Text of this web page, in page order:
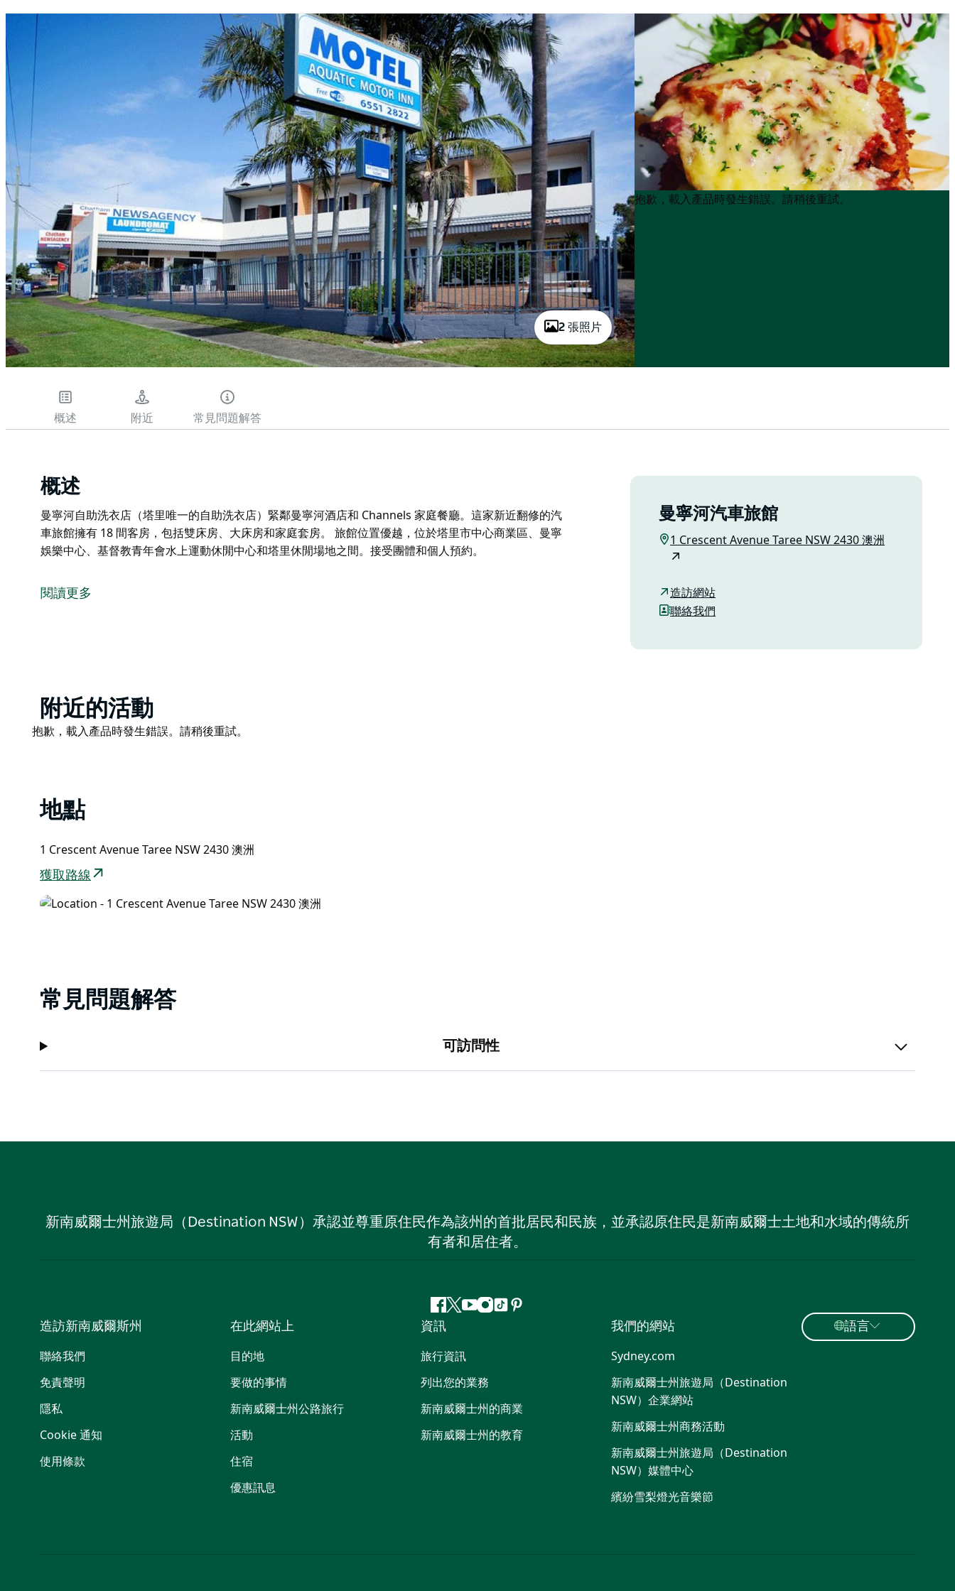
2 張照片
Product
List
Product
List
抱歉，載入產品時發生錯誤。請稍後重試。
概述 附近 常見問題解答
概述
曼寧河自助洗衣店（塔里唯一的自助洗衣店）緊鄰曼寧河酒店和 Channels 家庭餐廳。這家新近翻修的汽
車旅館擁有 18 間客房，包括雙床房、大床房和家庭套房。 旅館位置優越，位於塔里市中心商業區、曼寧
娛樂中心、基督教青年會水上運動休閒中心和塔里休閒場地之間。接受團體和個人預約。
車旅館擁有 18 間客房，包括雙床房、大床房和家庭套房。
閱讀更多
曼寧河汽車旅館
1 Crescent Avenue Taree NSW 2430 澳洲
造訪網站
聯絡我們
Product
List
附近的活動
Product
抱歉，載入產品時發生錯誤。請稍後重試。
地點
1 Crescent Avenue Taree NSW 2430 澳洲
獲取路線
常見問題解答
可訪問性
新南威爾士州旅遊局（Destination NSW）承認並尊重原住民作為該州的首批居民和民族，並承認原住民是新南威爾士土地和水域的傳統所
有者和居住者。
Facebook
嘰
喳
喳
Youtube
Instagram
抖 Pinterest
造訪新南威爾斯州
聯絡我們
免責聲明
隱私
Cookie 通知
使用條款
在此網站上
目的地
要做的事情
新南威爾士州公路旅行
活動
住宿
優惠訊息
資訊
旅行資訊
列出您的業務
新南威爾士州的商業
新南威爾士州的教育
我們的網站
Sydney.com
新南威爾士州旅遊局（Destination
NSW）企業網站
新南威爾士州商務活動
新南威爾士州旅遊局（Destination
NSW）媒體中心
繽紛雪梨燈光音樂節
語言